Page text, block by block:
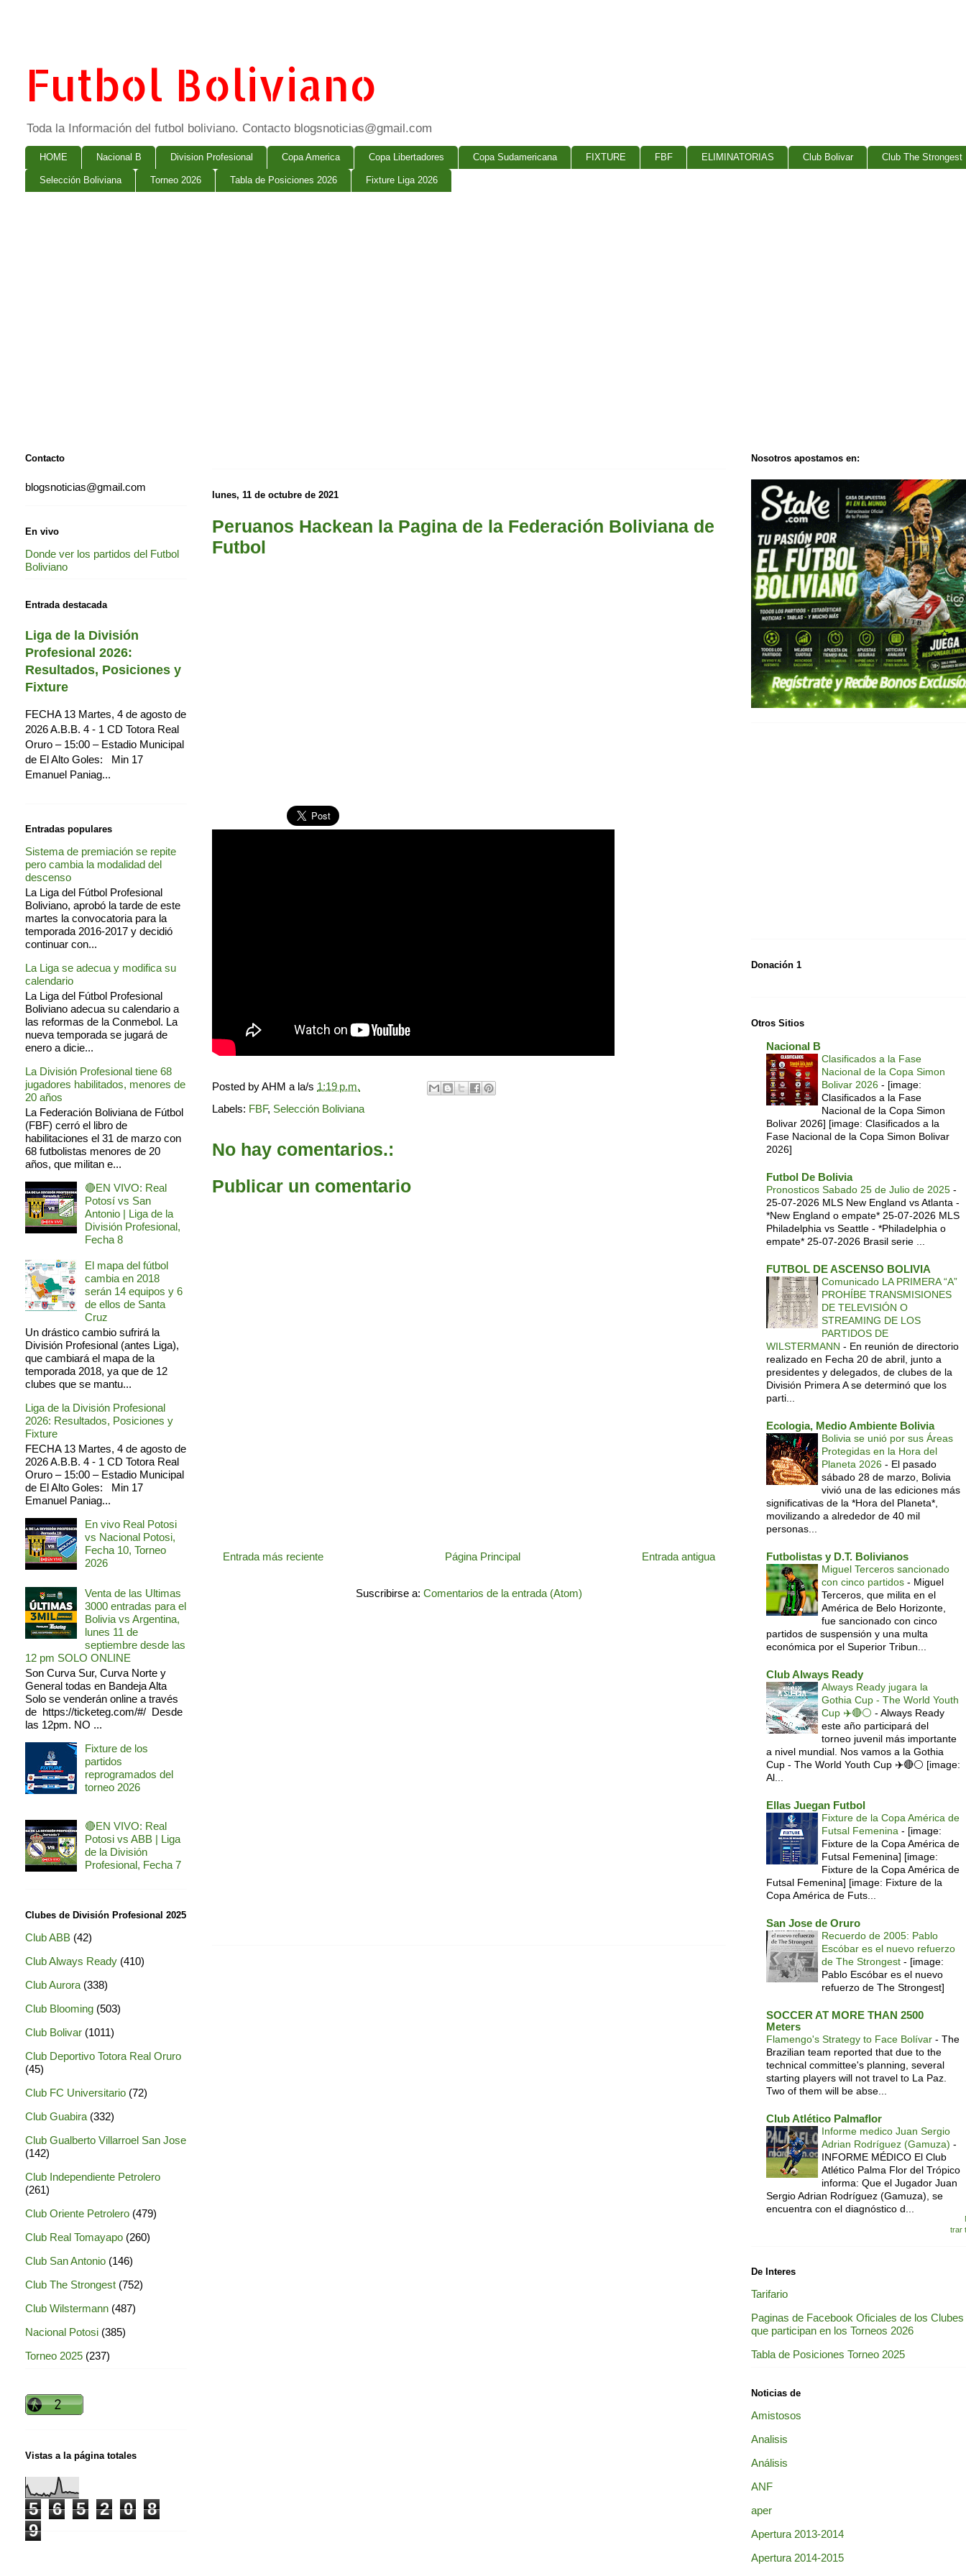
Futbol Boliviano
Toda la Información del futbol boliviano. Contacto blogsnoticias@gmail.com
HOME Nacional B Division Profesional Copa America Copa Libertadores Copa Sudamericana FIXTURE FBF ELIMINATORIAS Club Bolivar Club The Strongest
Selección Boliviana Torneo 2026 Tabla de Posiciones 2026 Fixture Liga 2026
lunes, 11 de octubre de 2021
Peruanos Hackean la Pagina de la Federación Boliviana de
Futbol
Posted byAHM a la/s 1:19 p.m.
Labels: FBF, Selección Boliviana
No hay comentarios.:
Publicar un comentario
Entrada más reciente Entrada antigua
Página Principal
Suscribirse a: Comentarios de la entrada (Atom)
Contacto
blogsnoticias@gmail.com
En vivo
Donde ver los partidos del Futbol
Boliviano
Entrada destacada
Liga de la División
Profesional 2026:
Resultados, Posiciones y
Fixture
FECHA 13 Martes, 4 de agosto de
2026 A.B.B. 4 - 1 CD Totora Real
Oruro – 15:00 – Estadio Municipal
de El Alto Goles: Min 17
Emanuel Paniag...
Entradas populares
Sistema de premiación se repite
pero cambia la modalidad del
descenso
La Liga del Fútbol Profesional
Boliviano, aprobó la tarde de este
martes la convocatoria para la
temporada 2016-2017 y decidió
continuar con...
La Liga se adecua y modifica su
calendario
La Liga del Fútbol Profesional
Boliviano adecua su calendario a
las reformas de la Conmebol. La
nueva temporada se jugará de
enero a dicie...
La División Profesional tiene 68
jugadores habilitados, menores de
20 años
La Federación Boliviana de Fútbol
(FBF) cerró el libro de
habilitaciones el 31 de marzo con
68 futbolistas menores de 20
años, que militan e...
🔴EN VIVO: Real
Potosí vs San
Antonio | Liga de la
División Profesional,
Fecha 8
El mapa del fútbol
cambia en 2018
serán 14 equipos y 6
de ellos de Santa
Cruz
Un drástico cambio sufrirá la
División Profesional (antes Liga),
que cambiará el mapa de la
temporada 2018, ya que de 12
clubes que se mantu...
Liga de la División Profesional
2026: Resultados, Posiciones y
Fixture
FECHA 13 Martes, 4 de agosto de
2026 A.B.B. 4 - 1 CD Totora Real
Oruro – 15:00 – Estadio Municipal
de El Alto Goles: Min 17
Emanuel Paniag...
En vivo Real Potosi
vs Nacional Potosi,
Fecha 10, Torneo
2026
Venta de las Ultimas
3000 entradas para el
Bolivia vs Argentina,
lunes 11 de
septiembre desde las
12 pm SOLO ONLINE
Son Curva Sur, Curva Norte y
General todas en Bandeja Alta
Solo se venderán online a través
de https://ticketeg.com/#/ Desde
las 12pm. NO ...
Fixture de los
partidos
reprogramados del
torneo 2026
🔴EN VIVO: Real
Potosi vs ABB | Liga
de la División
Profesional, Fecha 7
Clubes de División Profesional 2025
Club ABB (42)
Club Always Ready (410)
Club Aurora (338)
Club Blooming (503)
Club Bolivar (1011)
Club Deportivo Totora Real Oruro
(45)
Club FC Universitario (72)
Club Guabira (332)
Club Gualberto Villarroel San Jose
(142)
Club Independiente Petrolero
(261)
Club Oriente Petrolero (479)
Club Real Tomayapo (260)
Club San Antonio (146)
Club The Strongest (752)
Club Wilstermann (487)
Nacional Potosi (385)
Torneo 2025 (237)
Vistas a la página totales
5 6 5 2 0
8
9
Nosotros apostamos en:
Donación 1
Otros Sitios
Nacional B
Clasificados a la Fase
Nacional de la Copa Simon
Bolivar 2026 - [image:
Clasificados a la Fase
Nacional de la Copa Simon
Bolivar 2026] [image: Clasificados a la
Fase Nacional de la Copa Simon Bolivar
2026]
Futbol De Bolivia
Pronosticos Sabado 25 de Julio de 2025 -
25-07-2026 MLS New England vs Atlanta -
*New England o empate* 25-07-2026 MLS
Philadelphia vs Seattle - *Philadelphia o
empate* 25-07-2026 Brasil serie ...
FUTBOL DE ASCENSO BOLIVIA
Comunicado LA PRIMERA “A”
PROHÍBE TRANSMISIONES
DE TELEVISIÓN O
STREAMING DE LOS
PARTIDOS DE
WILSTERMANN - En reunión de directorio
realizado en Fecha 20 de abril, junto a
presidentes y delegados, de clubes de la
División Primera A se determinó que los
parti...
Ecologia, Medio Ambiente Bolivia
Bolivia se unió por sus Áreas
Protegidas en la Hora del
Planeta 2026 - El pasado
sábado 28 de marzo, Bolivia
vivió una de las ediciones más
significativas de la *Hora del Planeta*,
movilizando a alrededor de 40 mil
personas...
Futbolistas y D.T. Bolivianos
Miguel Terceros sancionado
con cinco partidos - Miguel
Terceros, que milita en el
América de Belo Horizonte,
fue sancionado con cinco
partidos de suspensión y una multa
económica por el Superior Tribun...
Club Always Ready
Always Ready jugara la
Gothia Cup - The World Youth
Cup ✈️🔴⚪️ - Always Ready
este año participará del
torneo juvenil más importante
a nivel mundial. Nos vamos a la Gothia
Cup - The World Youth Cup ✈️🔴⚪️ [image:
Al...
Ellas Juegan Futbol
Fixture de la Copa América de
Futsal Femenina - [image:
Fixture de la Copa América de
Futsal Femenina] [image:
Fixture de la Copa América de
Futsal Femenina] [image: Fixture de la
Copa América de Futs...
San Jose de Oruro
Recuerdo de 2005: Pablo
Escóbar es el nuevo refuerzo
de The Strongest - [image:
Pablo Escóbar es el nuevo
refuerzo de The Strongest]
SOCCER AT MORE THAN 2500
Meters
Flamengo's Strategy to Face Bolívar - The
Brazilian team reported that due to the
technical committee's planning, several
starting players will not travel to La Paz.
Two of them will be abse...
Club Atlético Palmaflor
Informe medico Juan Sergio
Adrian Rodríguez (Gamuza) -
INFORME MÉDICO El Club
Atlético Palma Flor del Trópico
informa: Que el Jugador Juan
Sergio Adrian Rodríguez (Gamuza), se
encuentra con el diagnóstico d...
trar
De Interes
Tarifario
Paginas de Facebook Oficiales de los Clubes
que participan en los Torneos 2026
Tabla de Posiciones Torneo 2025
Noticias de
Amistosos
Analisis
Análisis
ANF
aper
Apertura 2013-2014
Apertura 2014-2015